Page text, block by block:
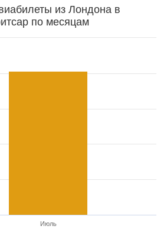
из Лондона в
по месяцам
Июль